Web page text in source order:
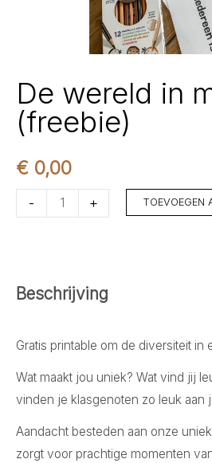
De wereld in
(freebie)
€ 0,00
-
wereld
klas
+ TOEVOEGEN
Beschrijving
Gratis printable om de diversiteit in
Wat maakt jou uniek? Wat vind jij
vinden je klasgenoten zo leuk aan
Aandacht besteden aan onze
zorgt voor prachtige momenten